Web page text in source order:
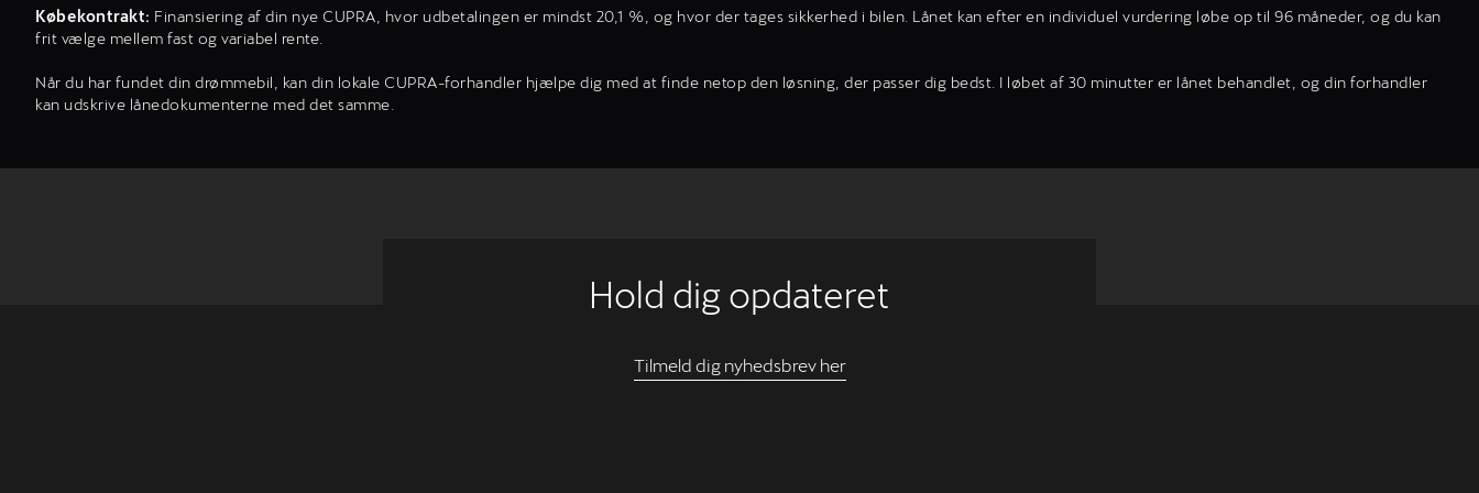
Købekontrakt: Finansiering af din nye CUPRA, hvor udbetalingen er mindst 20,1 %, og hvor der tages sikkerhed i bilen. Lånet kan efter en individuel vurdering løbe op til 96 måneder, og du kan
frit vælge mellem fast og variabel rente.
Når du har fundet din drømmebil, kan din lokale CUPRA-forhandler hjælpe dig med at finde netop den løsning, der passer dig bedst. I løbet af 30 minutter er lånet behandlet, og din forhandler
kan udskrive lånedokumenterne med det samme.
Hold dig opdateret
Tilmeld dig nyhedsbrev her